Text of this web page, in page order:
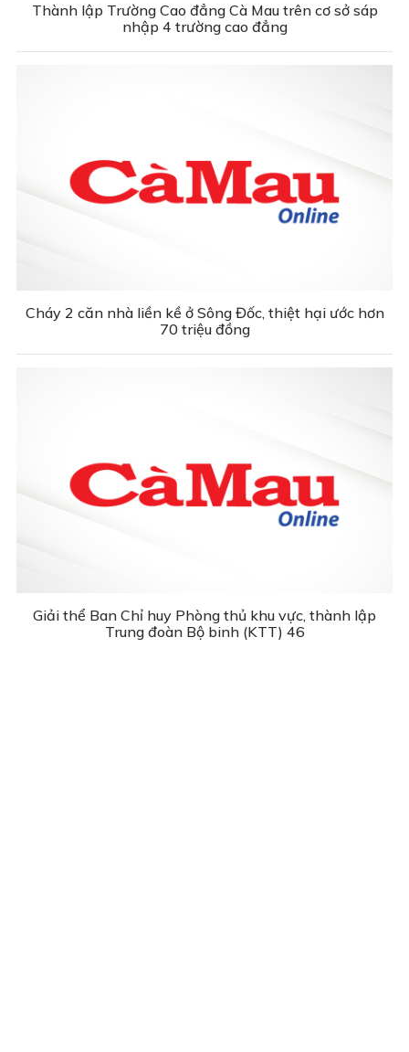
Thành lập Trường Cao đẳng Cà Mau trên cơ sở sáp
nhập 4 trường cao đẳng
Cháy 2 căn nhà liền kề ở Sông Đốc, thiệt hại ước hơn
70 triệu đồng
Giải thể Ban Chỉ huy Phòng thủ khu vực, thành lập
Trung đoàn Bộ binh (KTT) 46